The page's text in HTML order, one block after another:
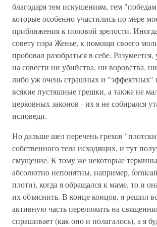
благодаря тем искушениям, тем
которые особенно участились по мере
приближения к половой зрелости.
совету пэра Женье, к помощи своего
пробовал разобраться в себе.
на совести ни убийства, ни воровства,
либо уж очень страшных и "эффектных"
всякие пустяшные грешки, а также не
церковных законов - их я не собирался
исповеди.
Но дальше шел перечень грехов
собственного тела исходящих, и тут
смущение. К тому же некоторые
абсолютно непонятны, например,
плоти), когда я обращался к маме, то и
их объяснить. В конце концов, я решил
активную часть переложить на
спрашивает (как оно и полагалось), а я